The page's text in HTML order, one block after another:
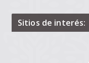
Sitios de interés: